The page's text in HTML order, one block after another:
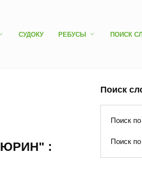
СУДОКУ РЕБУСЫ ПОИСК
:
Поиск
Поиск
Поиск